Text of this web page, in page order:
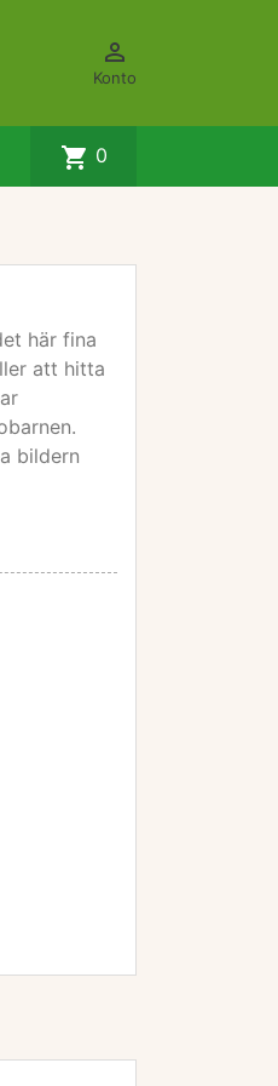

Konto
shopping_cart 0
här fina
att hitta
bildern